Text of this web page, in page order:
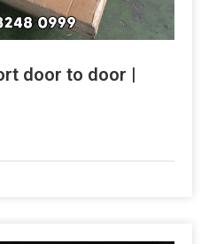
door to door |